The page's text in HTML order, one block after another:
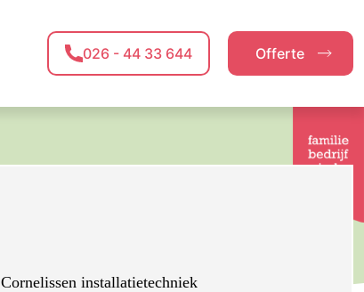
026 - 44 33 644 Offerte
Cornelissen installatietechniek